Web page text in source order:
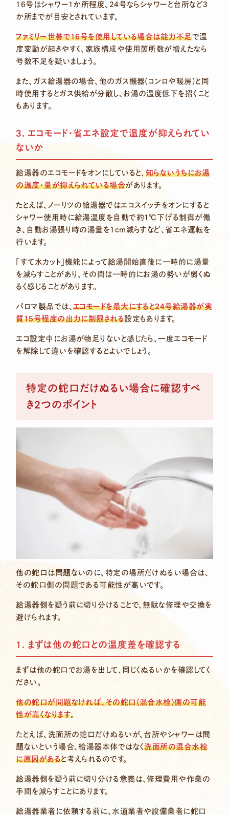
16号はシャワー1か所程度、24号ならシャワーと台所など3
か所までが目安とされています。
ファミリー世帯で16号を使用している場合は能力不足で温
度変動が起きやすく、家族構成や使用箇所数が増えたなら
号数不足を疑いましょう。
また、ガス給湯器の場合、他のガス機器(コンロや暖房)と同
時使用するとガス供給が分散し、お湯の温度低下を招くこと
もあります。
3. エコモード・省エネ設定で温度が抑えられてい
ないか
給湯器のエコモードをオンにしていると、 知らないうちにお湯
の温度・量が抑えられている場合があります。
たとえば、ノーリツの給湯器ではエコスイッチをオンにすると
シャワー使用時に給湯温度を自動で約1℃下げる制御が働
き、自動お湯張り時の湯量を1cm減らすなど、省エネ運転を
行います。
「すて水カット」機能によって給湯開始直後に一時的に湯量
を減らすことがあり、その間は一時的にお湯の勢いが弱くぬ
るく感じることがあります。
パロマ製品では、 エコモードを最大にすると24号給湯器が実
質15号程度の出力に制限される設定もあります。
エコ設定中にお湯が物足りないと感じたら、一度エコモード
を解除して違いを確認するとよいでしょう。
特定の蛇口だけぬるい場合に確認すべ
き2つのポイント
他の蛇口は問題ないのに、特定の場所だけぬるい場合は、
その蛇口側の問題である可能性が高いです。
給湯器側を疑う前に切り分けることで、無駄な修理や交換を
避けられます。
1. まずは他の蛇口との温度差を確認する
まずは他の蛇口でお湯を出して、同じくぬるいかを確認してく
ださい。
他の蛇口が問題なければ、その蛇口(混合水栓)側の可能
性が高くなります。
たとえば、洗面所の蛇口だけぬるいが、台所やシャワーは問
題ないという場合、給湯器本体ではなく洗面所の混合水栓
に原因があると考えられるのです。
給湯器側を疑う前に切り分ける意義は、修理費用や作業の
手間を減らすことにあります。
給湯器業者に依頼する前に、水道業者や設備業者に蛇口